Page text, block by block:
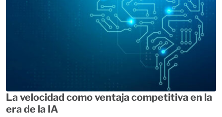
La velocidad como ventaja competitiva en la
era de la IA